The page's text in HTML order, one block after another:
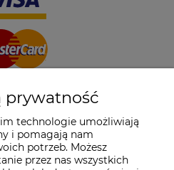
prywatność
technologie umożliwiają
i pomagają nam
potrzeb. Możesz
przez nas wszystkich